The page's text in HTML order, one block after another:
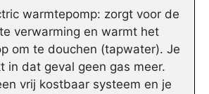
warmtepomp: zorgt voor de
verwarming en warmt het
om te douchen (tapwater). Je
in dat geval geen gas meer.
vrij kostbaar systeem en je